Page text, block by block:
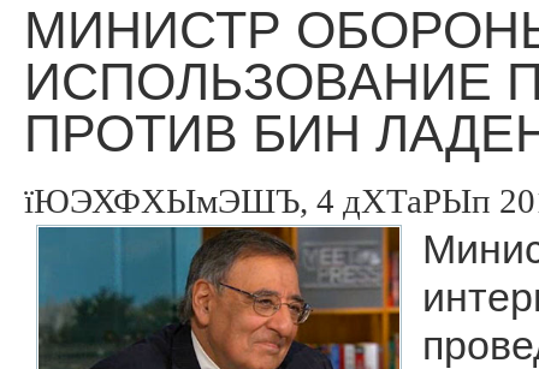
МИНИСТР
ИСПОЛЬЗОВАНИЕ
ПРОТИВ БИН
їЮЭХФХЫмЭШЪ, 4 дХТаРЫп